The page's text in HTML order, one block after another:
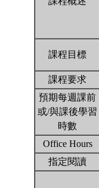
課程目標
課程要求
預期每週課前
或/與課後學習
時數
Office Hours
指定閱讀